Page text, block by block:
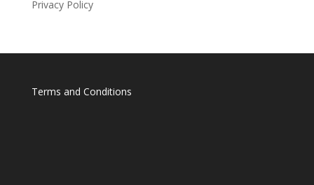
Privacy Policy
Terms and Conditions